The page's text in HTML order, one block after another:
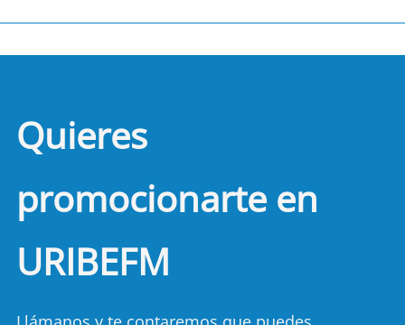
Quieres
promocionarte en
URIBEFM